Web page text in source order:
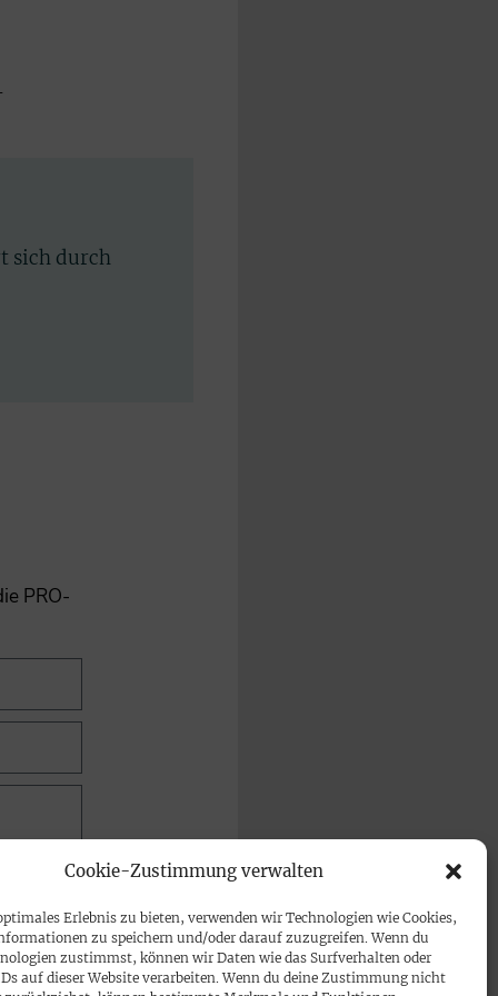
Cookie-Zustimmung verwalten
Erlebnis zu bieten, verwenden wir Technologien wie Cookies,
zu speichern und/oder darauf zuzugreifen. Wenn du
zustimmst, können wir Daten wie das Surfverhalten oder
auf dieser Website verarbeiten. Wenn du deine Zustimmung nicht
sich durch
PRO-